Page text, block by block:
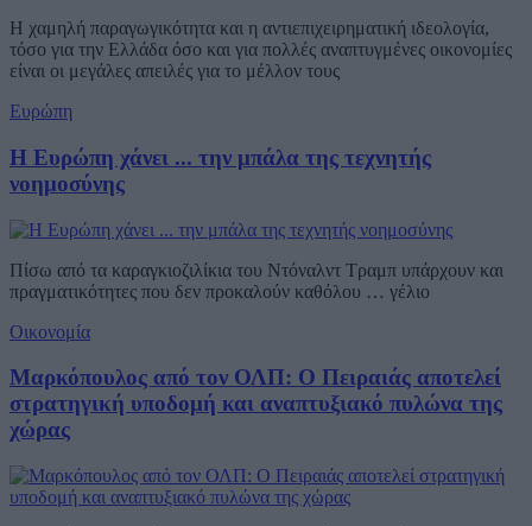
Η χαμηλή παραγωγικότητα και η αντιεπιχειρηματική ιδεολογία,
τόσο για την Ελλάδα όσο και για πολλές αναπτυγμένες οικονομίες
είναι οι μεγάλες απειλές για το μέλλον τους
Ευρώπη
Η Ευρώπη χάνει ... την μπάλα της τεχνητής
νοημοσύνης
Πίσω από τα καραγκιοζιλίκια του Ντόναλντ Τραμπ υπάρχουν και
πραγματικότητες που δεν προκαλούν καθόλου … γέλιο
Οικονομία
Μαρκόπουλος από τον ΟΛΠ: Ο Πειραιάς αποτελεί
στρατηγική υποδομή και αναπτυξιακό πυλώνα της
χώρας